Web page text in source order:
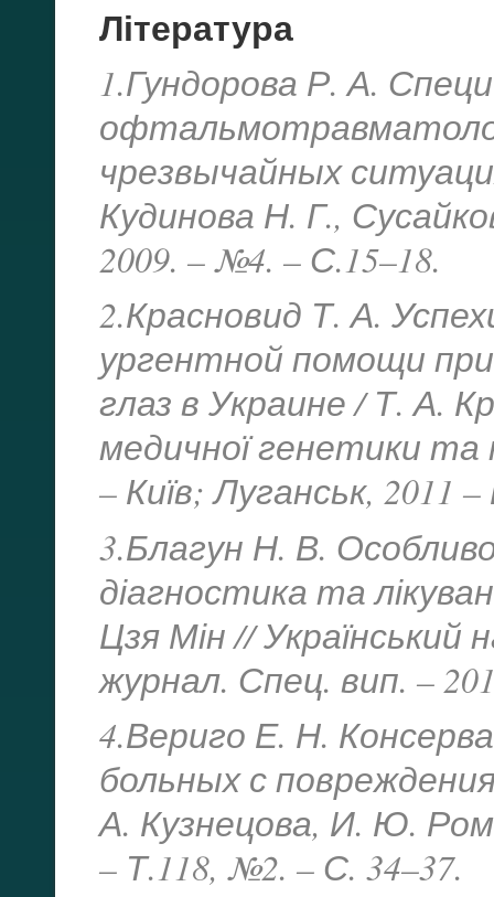
Література
1.Гундорова Р. А.
чрезвычайных
Кудинова Н. Г.,
2009. – №4. – С.15–18.
2.Красновид Т. А.
ургентной помощи
глаз в Украине / Т. А.
медичної генетики та
– Київ; Луганськ, 2011
3.Благун Н. В.
діагностика та
Цзя Мін // Український
журнал. Спец. вип. –
4.Вериго Е. Н.
больных с
А. Кузнецова, И. Ю.
– Т.118, №2. – С. 34–37.